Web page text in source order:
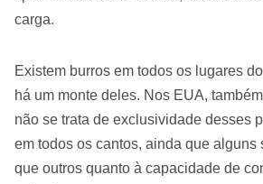
carga.
Existem burros em todos os lugares
há um monte deles. Nos EUA,
não se trata de exclusividade desses
em todos os cantos, ainda que alguns
que outros quanto à capacidade de